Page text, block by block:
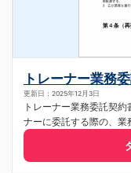
トレーナー業務
更新日：2025年12月3日
トレーナー業務委託契
ナーに委託する際の、業